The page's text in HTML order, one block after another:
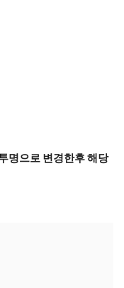
명으로 변경한후 해당